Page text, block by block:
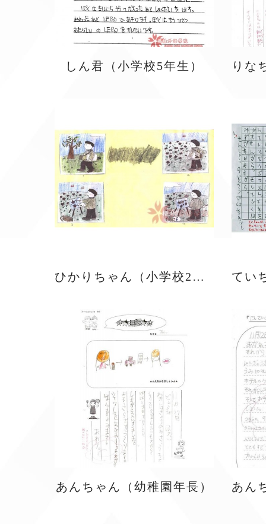
しん君（小学校5年生）
ひかりちゃん（小学校2年生）
あんちゃん（幼稚園年長）